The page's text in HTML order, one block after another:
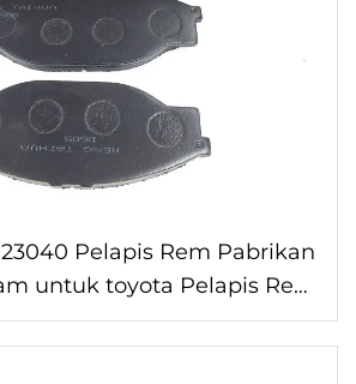
Pelapis Rem Pabrikan
untuk toyota Pelapis Rem
Asli